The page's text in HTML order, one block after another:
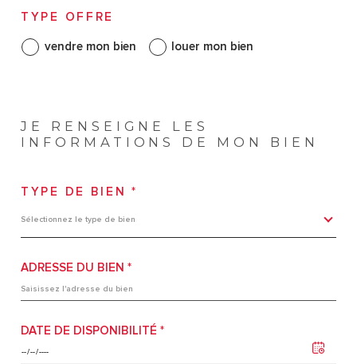
TYPE OFFRE
vendre mon bien louer mon bien
JE RENSEIGNE LES
INFORMATIONS DE MON BIEN
TYPE DE BIEN *
Sélectionnez le type de bien
ADRESSE DU BIEN *
DATE DE DISPONIBILITÉ *